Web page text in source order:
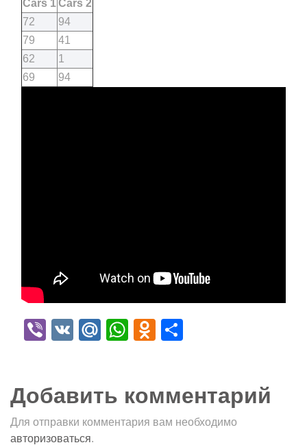
Cars 1Cars 2
72
94
79
41
62
1
69
94
Viber
VK Mail.Ru
WhatsApp
Odnoklassniki
Добавить комментарий
Для отправки комментария вам необходимо
авторизоваться.